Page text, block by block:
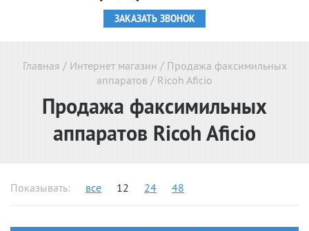
ЗАКАЗАТЬ ЗВОНОК
Главная / Интернет магазин / Продажа факсимильных
аппаратов / Ricoh Aficio
Продажа факсимильных
аппаратов Ricoh Aficio
Показывать: все 12 24 48